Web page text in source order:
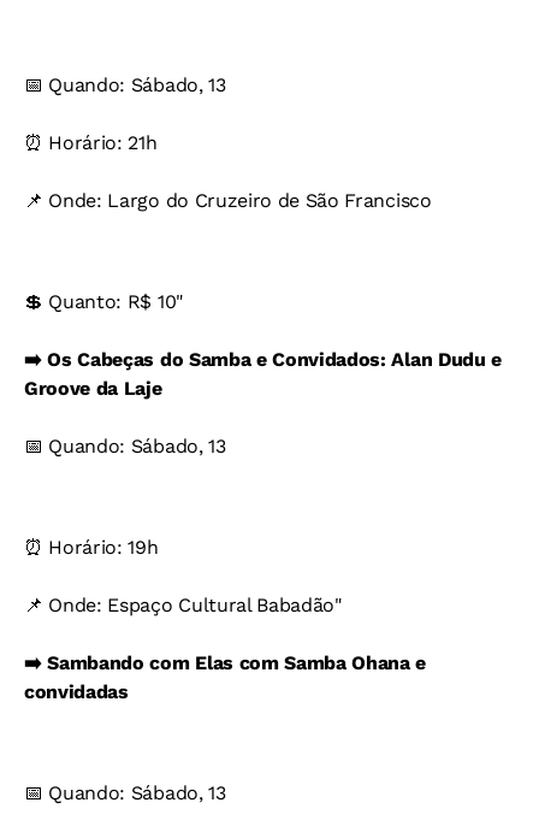
📅 Quando: Sábado, 13
⏰ Horário: 21h
📌 Onde: Largo do Cruzeiro de São Francisco
💲 Quanto: R$ 10"
➡️ Os Cabeças do Samba e Convidados: Alan Dudu e
Groove da Laje
📅 Quando: Sábado, 13
⏰ Horário: 19h
📌 Onde: Espaço Cultural Babadão"
➡️ Sambando com Elas com Samba Ohana e
convidadas
📅 Quando: Sábado, 13